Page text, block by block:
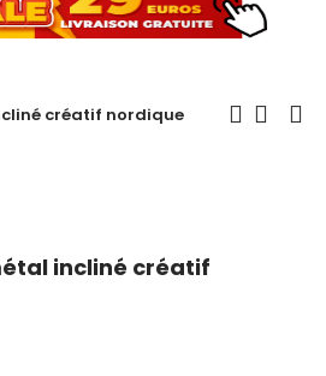
créatif nordique
incliné créatif